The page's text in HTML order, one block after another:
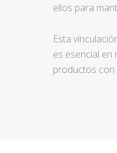
ellos para
Esta
es esencial
productos con